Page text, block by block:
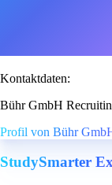
Kontaktdaten:
Bühr GmbH
Profil von Bühr
StudySmarter